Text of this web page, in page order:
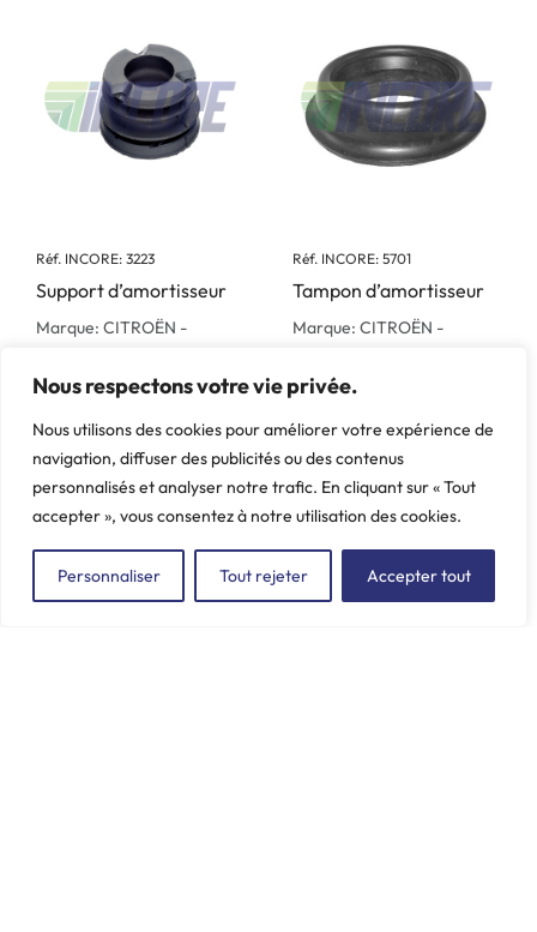
Nous respectons votre vie privée.
Nous utilisons des cookies pour améliorer votre expérience de
navigation, diffuser des publicités ou des contenus
personnalisés et analyser notre trafic. En cliquant sur « Tout
accepter », vous consentez à notre utilisation des cookies.
Personnaliser Tout rejeter Accepter tout
Réf. INCORE: 3223
Support d’amortisseur
Marque: CITROËN -
Poids: 0.4 kg
Réf. INCORE: 5701
Tampon d’amortisseur
Marque: CITROËN -
C15, Visa